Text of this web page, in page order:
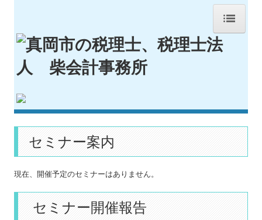
HOME
事務所紹介
業務案内
交通案内
お客様専用コンテンツ
セミナー案内
現在、開催予定のセミナーはありません。
セミナー開催報告